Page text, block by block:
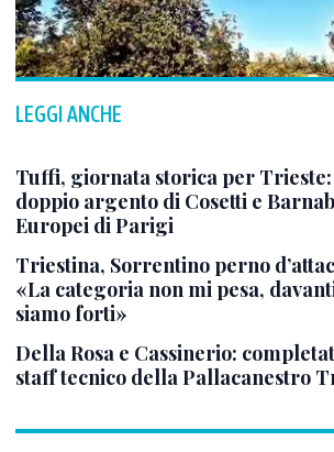
LEGGI ANCHE
Tuffi, giornata storica per Trieste:
doppio argento di Cosetti e
Europei di Parigi
Triestina, Sorrentino perno
«La categoria non mi pesa,
siamo forti»
Della Rosa e Cassinerio:
staff tecnico della Pallacanestro